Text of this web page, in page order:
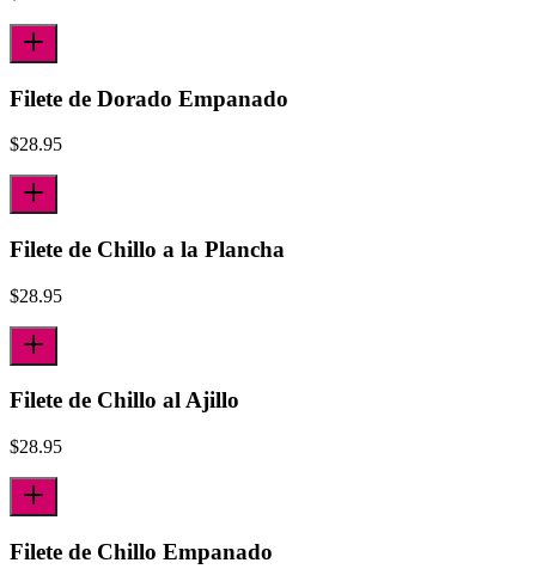
Filete de Dorado Empanado
$28.95
Filete de Chillo a la Plancha
$28.95
Filete de Chillo al Ajillo
$28.95
Filete de Chillo Empanado